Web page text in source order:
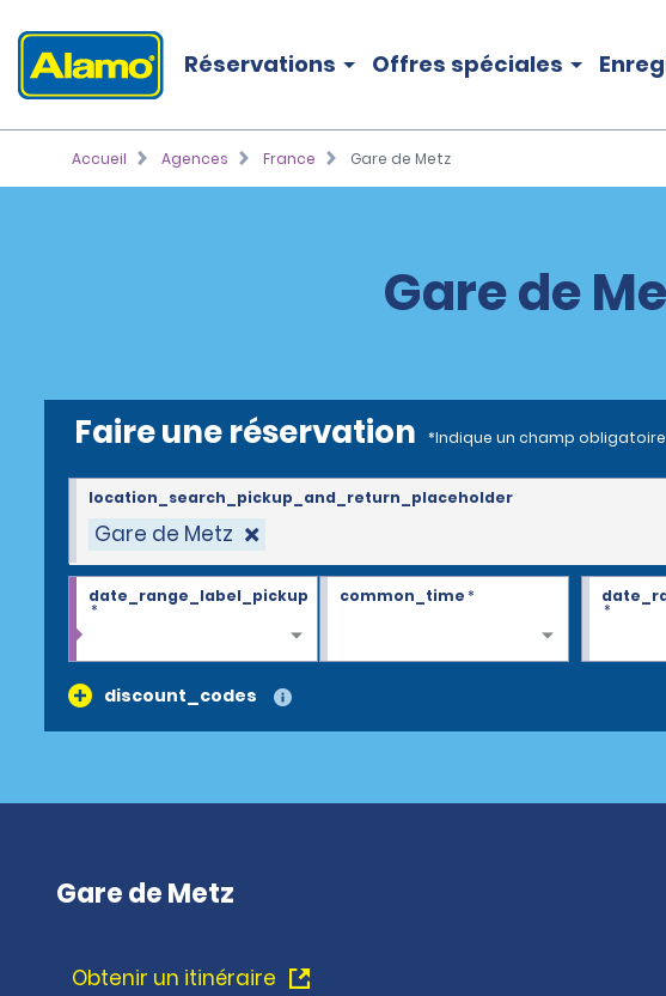
Réservations Offres spéciales
Accueil Agences France Gare de Metz
Gare de
Faire une réservation *Indique un champ obligatoire
Gare de Metz
location_search_pickup_and_return_placeholder
date_range_label_pickup
*
common_time*
*
discount_codes
Gare de Metz
Obtenir un itinéraire